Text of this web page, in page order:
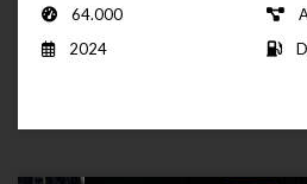
64.000
2024